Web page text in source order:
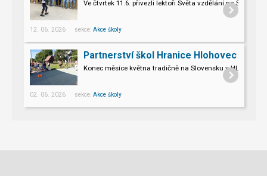
Ve čtvrtek 11.6. přivezli lektoři Světa vzdělání na
Pro naše třeťáky a páťáky to byl opravdu nevšední zážitek.
12. 06. 2026 sekce: Akce školy
Partnerství škol Hranice Hlohovec
Konec měsíce května tradičně na Slovensku v HLOHOVCI!
02. 06. 2026 sekce: Akce školy